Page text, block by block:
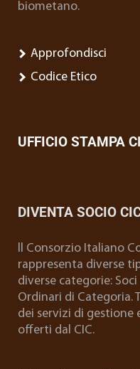
biometano.
Approfondisci
Codice Etico
UFFICIO STAMPA
DIVENTA SOCIO
ll Consorzio Italiano
rappresenta diverse
diverse categorie:
Ordinari di Categoria.
dei servizi di
offerti dal CIC.